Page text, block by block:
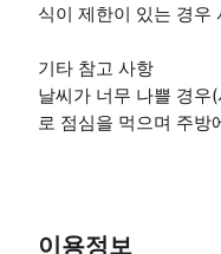
식이 제한이 있는 경우
기타 참고 사항
날씨가 너무 나쁠 경우
로 점심을 먹으며 주방
이용정보